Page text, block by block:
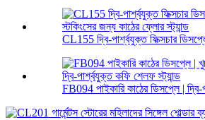
CL155 দ্বি-পার্শ্বযুক্ত ফিক্সচার
FB094 পাইকারি কাঠের ডিসপ্লে |